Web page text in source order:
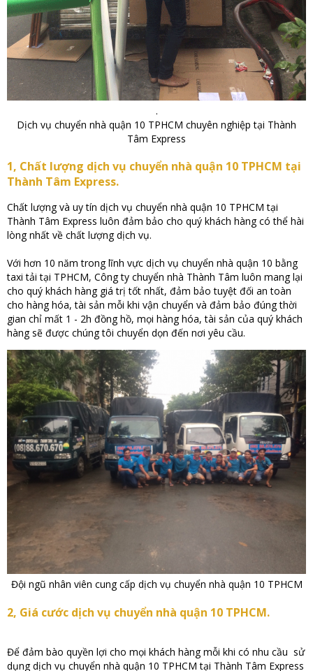
.
Dịch vụ chuyển nhà quận 10 TPHCM chuyên nghiệp tại Thành
Tâm Express
1, Chất lượng dịch vụ chuyển nhà quận 10 TPHCM tại
Thành Tâm Express.
Chất lượng và uy tín dịch vụ chuyển nhà quận 10 TPHCM tại
Thành Tâm Express luôn đảm bảo cho quý khách hàng có thể hài
lòng nhất về chất lượng dịch vụ.
Với hơn 10 năm trong lĩnh vực dịch vụ chuyển nhà quận 10 bằng
taxi tải tại TPHCM, Công ty chuyển nhà Thành Tâm luôn mang lại
cho quý khách hàng giá trị tốt nhất, đảm bảo tuyệt đối an toàn
cho hàng hóa, tài sản mỗi khi vận chuyển và đảm bảo đúng thời
gian chỉ mất 1 - 2h đồng hồ, mọi hàng hóa, tài sản của quý khách
hàng sẽ được chúng tôi chuyển dọn đến nơi yêu cầu.
Đội ngũ nhân viên cung cấp dịch vụ chuyển nhà quận 10 TPHCM
2, Giá cước dịch vụ chuyển nhà quận 10 TPHCM.
Để đảm bào quyền lợi cho mọi khách hàng mỗi khi có nhu cầu sử
dụng dịch vụ chuyển nhà quận 10 TPHCM tại Thành Tâm Express